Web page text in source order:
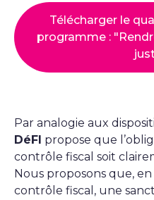
Télécharger le
programme :
Par analogie aux
DéFI propose que
contrôle fiscal soit
Nous proposons que, en
contrôle fiscal, une